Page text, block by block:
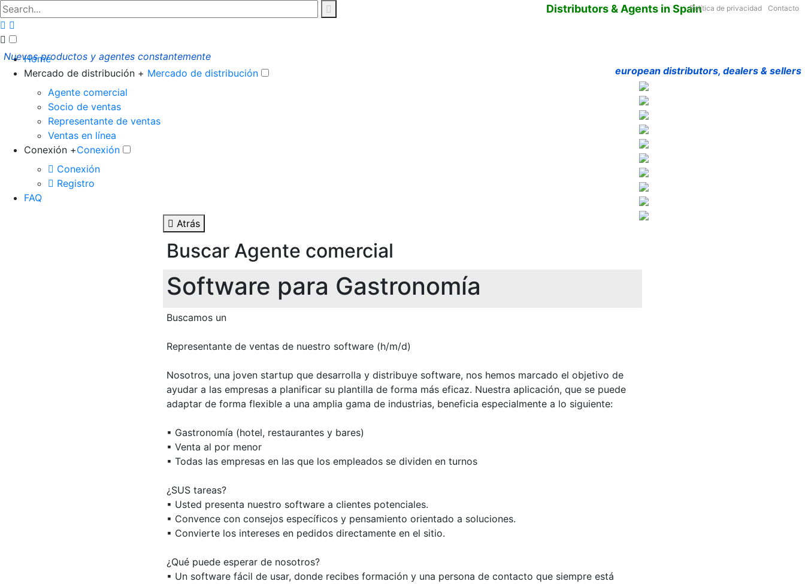
Distributors & Agents in Spain
Nuevos productos y agentes constantemente
european distributors, dealers & sellers
Política de privacidad Contacto
Home
Mercado de distribución + Mercado de distribución
Agente comercial
Socio de ventas
Representante de ventas
Ventas en línea
Conexión +Conexión
Conexión
Registro
FAQ
Atrás
Buscar Agente comercial
Software para Gastronomía
Buscamos un
Representante de ventas de nuestro software (h/m/d)
Nosotros, una joven startup que desarrolla y distribuye software, nos hemos marcado el objetivo de
ayudar a las empresas a planificar su plantilla de forma más eficaz. Nuestra aplicación, que se puede
adaptar de forma flexible a una amplia gama de industrias, beneficia especialmente a lo siguiente:
▪ Gastronomía (hotel, restaurantes y bares)
▪ Venta al por menor
▪ Todas las empresas en las que los empleados se dividen en turnos
¿SUS tareas?
▪ Usted presenta nuestro software a clientes potenciales.
▪ Convence con consejos específicos y pensamiento orientado a soluciones.
▪ Convierte los intereses en pedidos directamente en el sitio.
¿Qué puede esperar de nosotros?
▪ Un software fácil de usar, donde recibes formación y una persona de contacto que siempre está